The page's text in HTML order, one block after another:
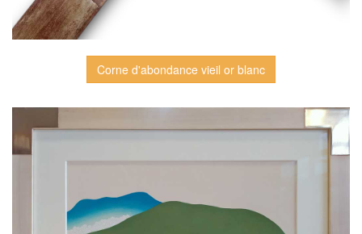
Corne d'abondance vieil or blanc